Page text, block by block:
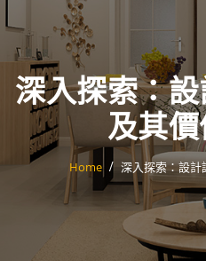
深入探索：
及其
Home 深入探索：設